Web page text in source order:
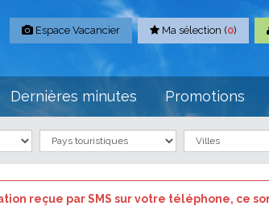
Espace Vacancier Ma sélection (0)
Dernières minutes Promotions
ce sont TOUTES des escroqueries il